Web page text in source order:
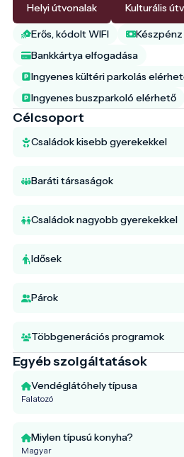
Helyi útvonalak Kulturális
Erős, kódolt WIFI Készpénz
Bankkártya elfogadása
Ingyenes kültéri parkolás
Ingyenes buszparkoló elérhető
Célcsoport
Családok kisebb gyerekekkel
Baráti társaságok
Családok nagyobb gyerekekkel
Idősek
Párok
Többgenerációs programok
Egyéb szolgáltatások
Vendéglátóhely típusa
Falatozó
Miylen típusú konyha?
Magyar